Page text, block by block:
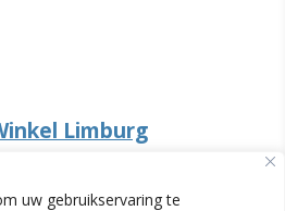
uw gebruikservaring te
Limburg
Limburg